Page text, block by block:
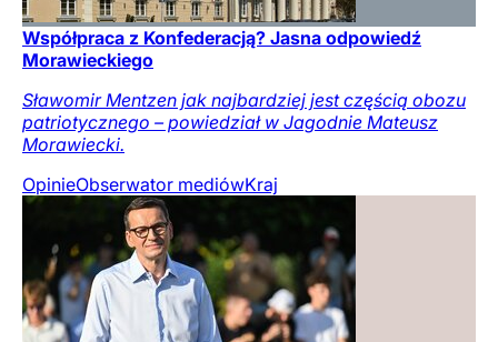
Współpraca z Konfederacją? Jasna odpowiedź
Morawieckiego
Sławomir Mentzen jak najbardziej jest częścią obozu
patriotycznego – powiedział w Jagodnie Mateusz
Morawiecki.
OpinieObserwator mediówKraj